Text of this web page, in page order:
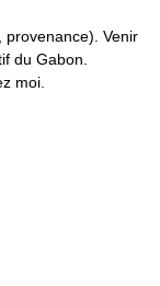
provenance). Venir
du Gabon.
moi.